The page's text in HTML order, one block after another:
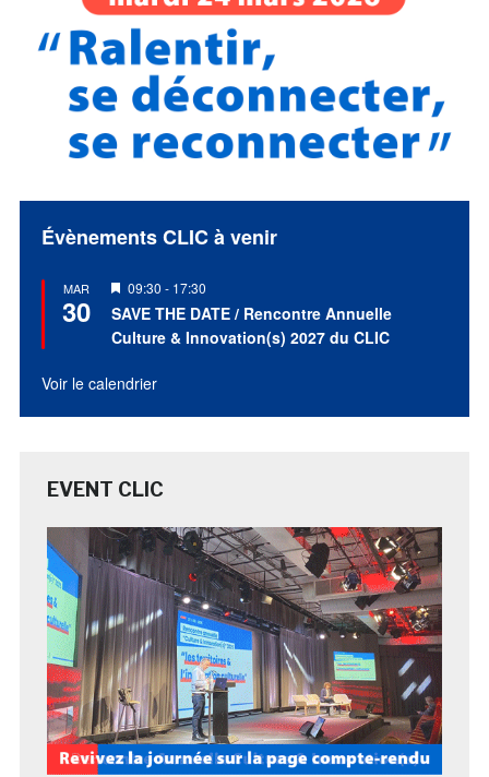
Évènements CLIC à venir
MAR
30
Mis
en
avant
09:30 - 17:30
SAVE THE DATE / Rencontre Annuelle
Culture & Innovation(s) 2027 du CLIC
Voir le calendrier
EVENT CLIC